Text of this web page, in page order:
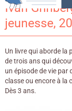
Ivan
jeunesse,
Un livre qui aborde la
de trois ans qui
un épisode de vie par
classe ou encore à la
Dès 3 ans.